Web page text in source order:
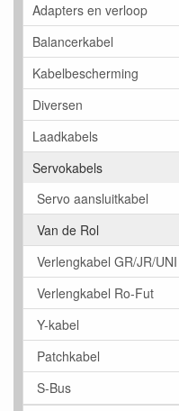
Adapters en verloop
Balancerkabel
Kabelbescherming
Diversen
Laadkabels
Servokabels
Servo aansluitkabel
Van de Rol
Verlengkabel GR/JR/UNI
Verlengkabel Ro-Fut
Y-kabel
Patchkabel
S-Bus